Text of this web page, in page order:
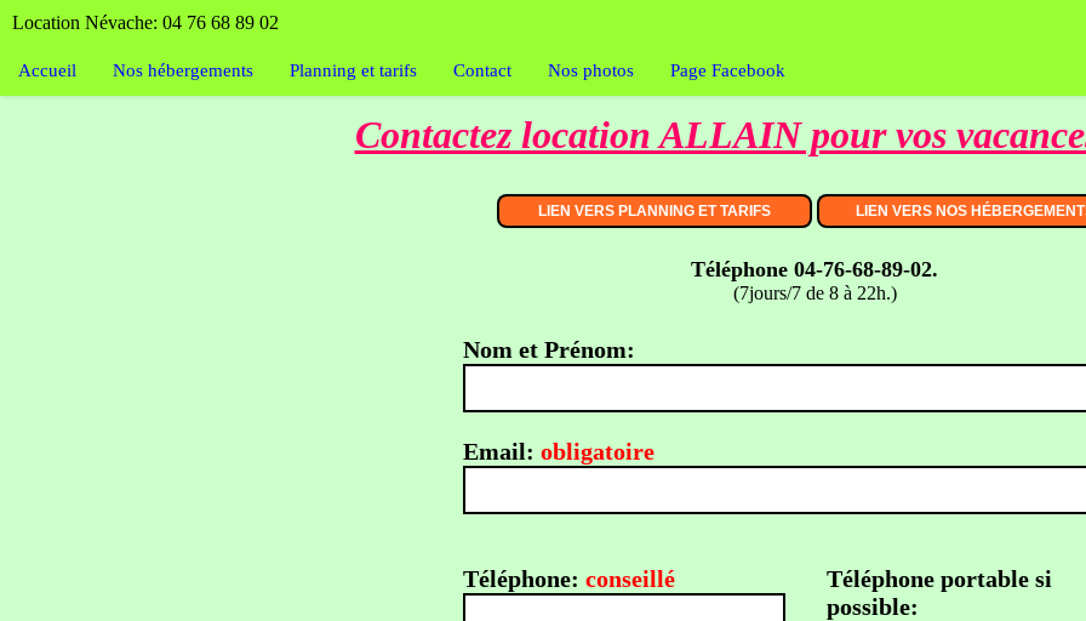
Location Névache: 04 76 68 89 02
Accueil Nos hébergements Planning et tarifs Contact Nos photos Page Facebook
Contactez location ALLAIN pour vos
Téléphone 04-76-68-89-02.
(7jours/7 de 8 à 22h.)
Nom et Prénom:
Email:obligatoire
Téléphone:conseillé
Téléphone portable si
possible: